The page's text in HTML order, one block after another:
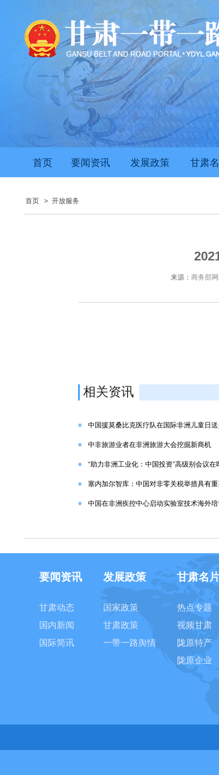
首页 要闻资讯 发展政策 甘肃
首页 > 开放服务
来源： 商务部
相关资讯
中国援莫桑比克医疗队在国际非洲儿童日
中非旅游业者在非洲旅游大会挖掘新商机
“助力非洲工业化：中国投资”高级别会议在
塞内加尔智库：中国对非零关税举措具有
中国在非洲疾控中心启动实验室技术海外
要闻资讯
甘肃动态
国内新闻
国际简讯
发展政策
国家政策
甘肃政策
一带一路舆情
甘肃名
热点专题
视频甘肃
陇原特产
陇原企业